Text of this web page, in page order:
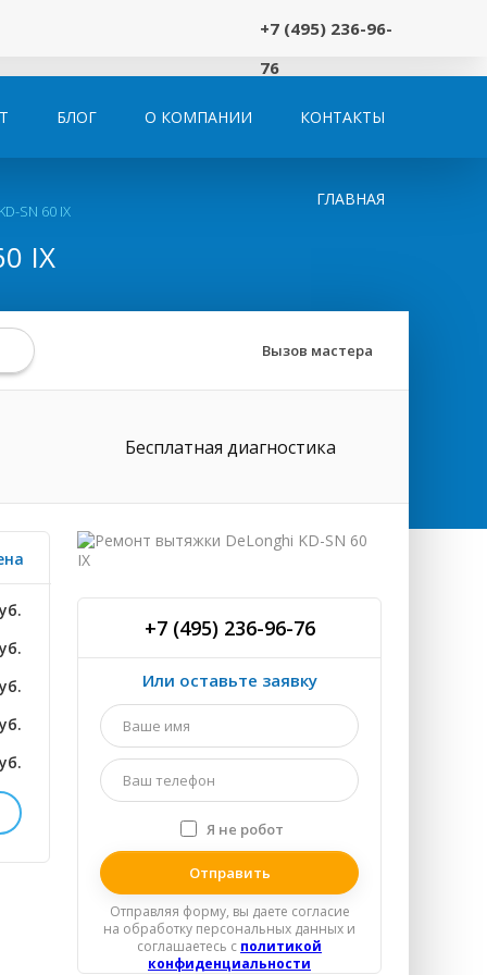
+7 (495) 236-96-
76
КОНТАКТЫ
О КОМПАНИИ
БЛОГ
ГЛАВНАЯ
SN 60 IX
IX
Вызов мастера
Бесплатная диагностика
+7 (495) 236-96-76
Или оставьте заявку
Ваше
имя
Ваш
телефон
спамер
Я не робот
Отправляя форму, вы даете согласие
на обработку персональных данных и
соглашаетесь c политикой
конфиденциальности